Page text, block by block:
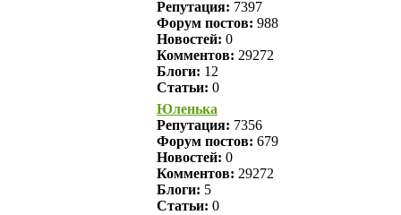
Репутация: 7397
Форум постов: 988
Новостей: 0
Комментов: 29272
Блоги: 12
Статьи: 0
Юленька
Репутация: 7356
Форум постов: 679
Новостей: 0
Комментов: 29272
Блоги: 5
Статьи: 0